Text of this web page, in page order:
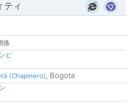
ティ
係
ビ
(Chapinero), Bogota